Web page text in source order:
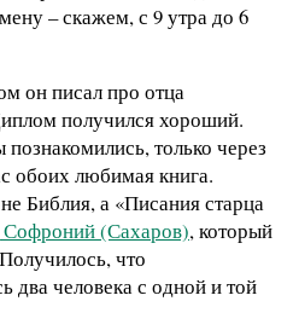
– скажем, с 9 утра до 6
он писал про отца
получился хороший.
только через
обоих любимая книга.
Библия, а «Писания старца
Софроний (Сахаров), который
что
два человека с одной и той